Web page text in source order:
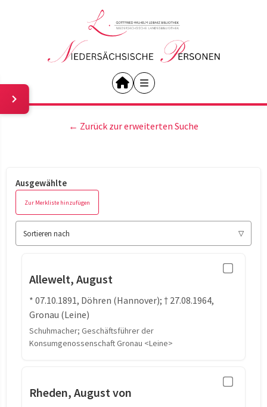
← Zurück zur erweiterten Suche
Ausgewählte
Zur Merkliste hinzufügen
Sortieren nach
Allewelt, August
* 07.10.1891, Döhren (Hannover); † 27.08.1964,
Gronau (Leine)
Schuhmacher; Geschäftsführer der
Konsumgenossenschaft Gronau <Leine>
Rheden, August von